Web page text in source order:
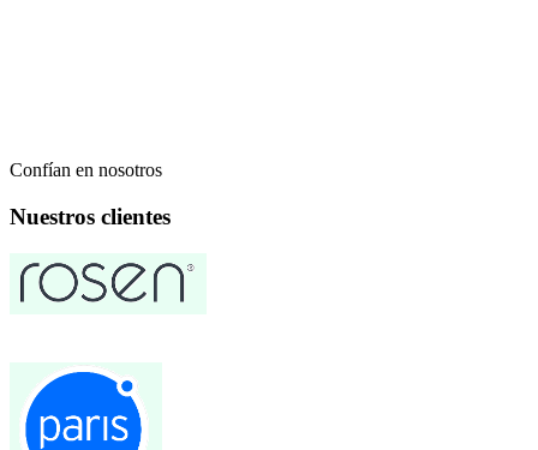
Confían en nosotros
Nuestros clientes